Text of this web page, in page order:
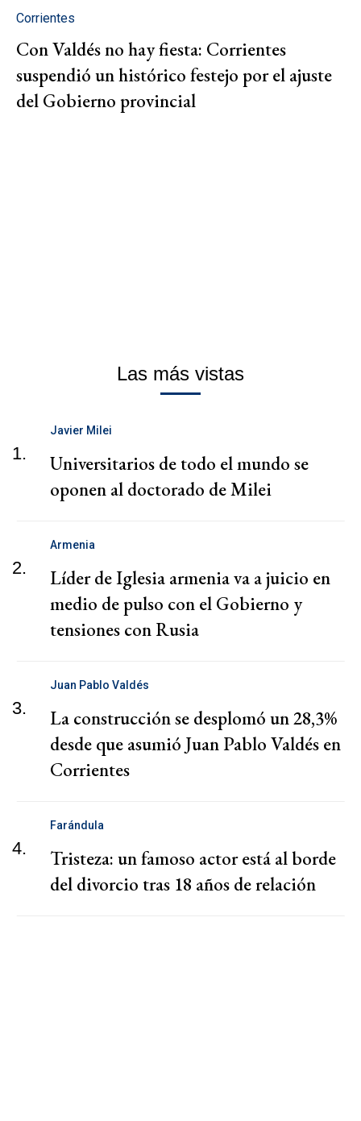
Corrientes
Con Valdés no hay fiesta: Corrientes
suspendió un histórico festejo por el ajuste
del Gobierno provincial
Las más vistas
1.
Javier Milei
Universitarios de todo el mundo se
oponen al doctorado de Milei
2.
Armenia
Líder de Iglesia armenia va a juicio en
medio de pulso con el Gobierno y
tensiones con Rusia
3.
Juan Pablo Valdés
La construcción se desplomó un 28,3%
desde que asumió Juan Pablo Valdés en
Corrientes
4.
Farándula
Tristeza: un famoso actor está al borde
del divorcio tras 18 años de relación